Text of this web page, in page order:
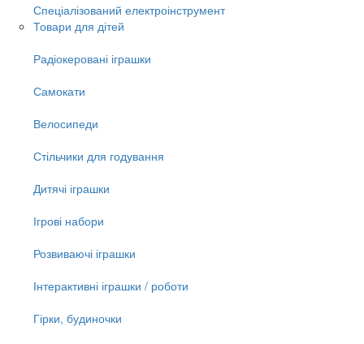
Спеціалізований електроінструмент
Товари для дітей
Радіокеровані іграшки
Самокати
Велосипеди
Стільчики для годування
Дитячі іграшки
Ігрові набори
Розвиваючі іграшки
Інтерактивні іграшки / роботи
Гірки, будиночки